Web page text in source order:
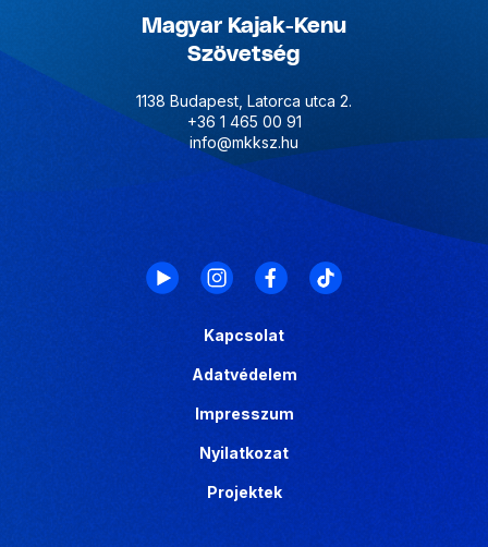
Magyar Kajak-Kenu
Szövetség
1138 Budapest, Latorca utca 2.
+36 1 465 00 91
info@mkksz.hu
Kapcsolat
Adatvédelem
Impresszum
Nyilatkozat
Projektek